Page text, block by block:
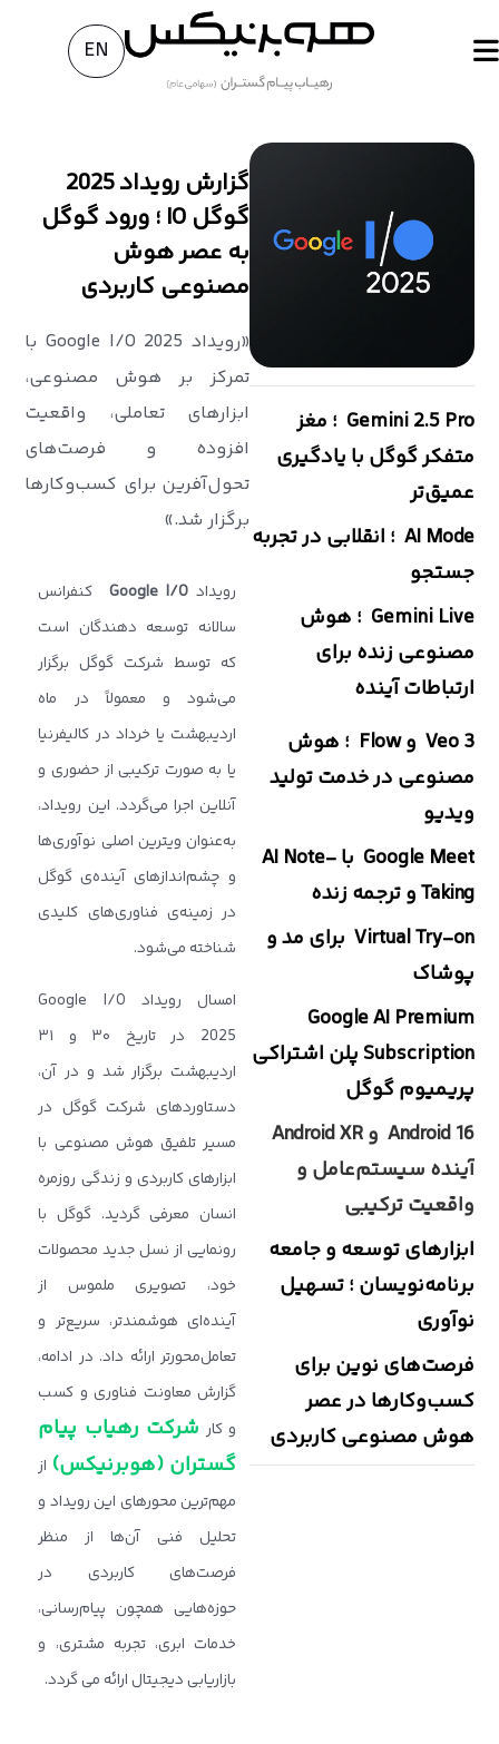
EN
Gemini 2.5 Pro ؛ مغز
متفکر گوگل با یادگیری
عمیق‌تر
AI Mode ؛ انقلابی در تجربه
جستجو
Gemini Live ؛ هوش
مصنوعی زنده برای
ارتباطات آینده
Veo 3 و Flow ؛ هوش
مصنوعی در خدمت تولید
ویدیو
Google Meet با AI Note-
Taking و ترجمه زنده
Virtual Try-on برای مد و
پوشاک
Google AI Premium
Subscription پلن اشتراکی
پریمیوم گوگل
آینده سیستم‌عامل و
واقعیت ترکیبی
ابزارهای توسعه و جامعه‌
برنامه‌نویسان ؛ تسهیل
نوآوری
فرصت‌های نوین برای
کسب‌وکارها در عصر
هوش مصنوعی کاربردی
گزارش رویداد 2025
گوگل IO ؛ ورود گوگل
به عصر هوش
مصنوعی کاربردی
«رویداد Google I/O 2025 با
تمرکز بر هوش مصنوعی،
ابزارهای تعاملی، واقعیت
افزوده و فرصت‌های
تحول‌آفرین برای کسب‌وکارها
برگزار شد.»
رویدادGoogle I/O کنفرانس
سالانه توسعه ‌دهندگان است
که توسط شرکت گوگل برگزار
می‌شود و معمولاً در ماه
اردیبهشت یا خرداد در کالیفرنیا
یا به ‌صورت ترکیبی از حضوری و
آنلاین اجرا می‌گردد. این رویداد،
به‌عنوان ویترین اصلی نوآوری‌ها
و چشم‌اندازهای آینده‌ی گوگل
در زمینه‌ی فناوری‌های کلیدی
شناخته می‌شود.
امسال رویداد Google I/O
2025 در تاریخ ۳۰ و ۳۱
اردیبهشت برگزار شد و در آن،
دستاوردهای شرکت گوگل در
مسیر تلفیق هوش مصنوعی با
ابزارهای کاربردی و زندگی روزمره
انسان معرفی گردید. گوگل با
رونمایی از نسل جدید محصولات
خود، تصویری ملموس از
آینده‌ای هوشمندتر، سریع‌تر و
تعامل‌محورتر ارائه داد. در ادامه،
گزارش معاونت فناوری و کسب
و کار شرکت رهياب پيام
گستران (هوبرنیکس) از
مهم‌ترین محورهای این رویداد و
تحلیل فنی آن‌ها از منظر
فرصت‌های کاربردی در
حوزه‌هایی همچون پیام‌رسانی،
خدمات ابری، تجربه مشتری، و
بازاریابی دیجیتال ارائه می گردد.